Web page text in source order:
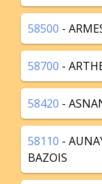
58500 -
58700 -
58420 -
58110 -
BAZOIS